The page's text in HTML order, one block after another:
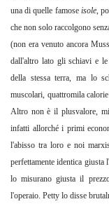
una di quelle famose isole,
che non solo raccolgono
(non era venuto ancora
dall'altro lato gli schiavi e
della stessa terra, ma lo
muscolari, quattromila
Altro non è il plusvalore,
infatti allorché i primi
l'abisso tra loro e noi
perfettamente identica
lo misurano giusta il
l'operaio. Petty lo disse